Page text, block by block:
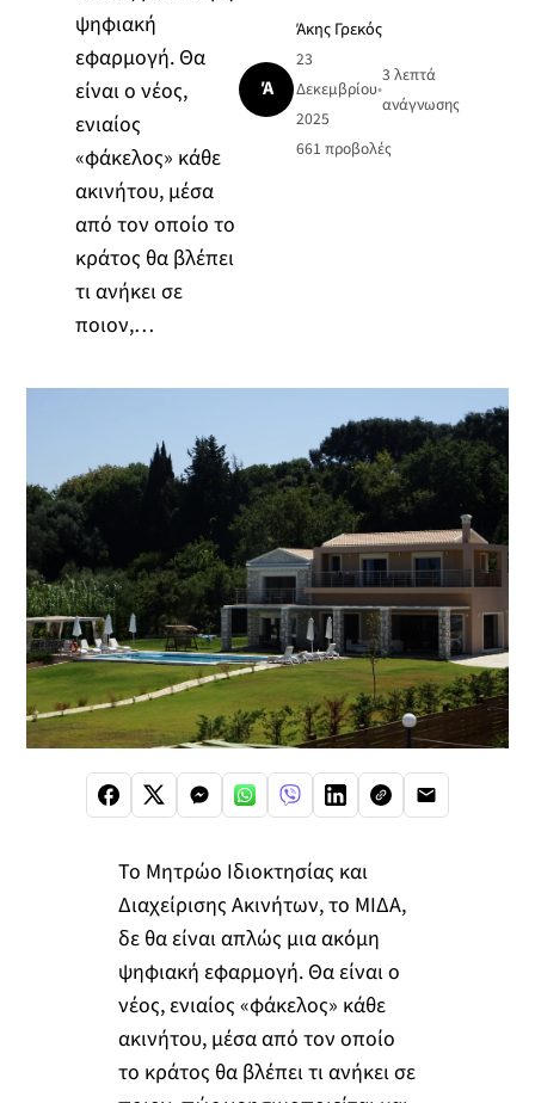
ψηφιακή
εφαρμογή. Θα
είναι ο νέος,
ενιαίος
«φάκελος» κάθε
ακινήτου, μέσα
από τον οποίο το
κράτος θα βλέπει
τι ανήκει σε
ποιον,…
Ά
Άκης Γρεκός
23
Δεκεμβρίου
2025
•
3 λεπτά
ανάγνωσης
661 προβολές
Το Μητρώο Ιδιοκτησίας και
Διαχείρισης Ακινήτων, το ΜΙΔΑ,
δε θα είναι απλώς μια ακόμη
ψηφιακή εφαρμογή. Θα είναι ο
νέος, ενιαίος «φάκελος» κάθε
ακινήτου, μέσα από τον οποίο
το κράτος θα βλέπει τι ανήκει σε